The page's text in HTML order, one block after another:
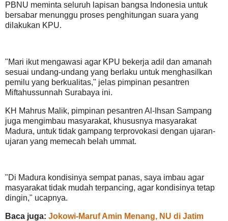
PBNU meminta seluruh lapisan bangsa Indonesia untuk
bersabar menunggu proses penghitungan suara yang
dilakukan KPU.
"Mari ikut mengawasi agar KPU bekerja adil dan amanah
sesuai undang-undang yang berlaku untuk menghasilkan
pemilu yang berkualitas," jelas pimpinan pesantren
Miftahussunnah Surabaya ini.
KH Mahrus Malik, pimpinan pesantren Al-Ihsan Sampang
juga mengimbau masyarakat, khususnya masyarakat
Madura, untuk tidak gampang terprovokasi dengan ujaran-
ujaran yang memecah belah ummat.
"Di Madura kondisinya sempat panas, saya imbau agar
masyarakat tidak mudah terpancing, agar kondisinya tetap
dingin," ucapnya.
Baca juga: Jokowi-Maruf Amin Menang, NU di Jatim